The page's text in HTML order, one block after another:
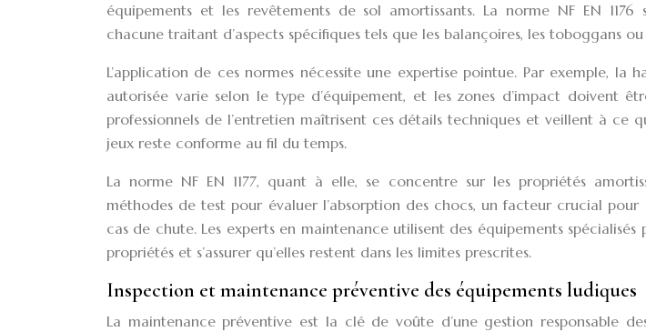
équipements et les revêtements de sol amortissants. La norme NF EN 1176
chacune traitant d’aspects spécifiques tels que les balançoires, les toboggans
L’application de ces normes nécessite une expertise pointue. Par exemple, la
autorisée varie selon le type d’équipement, et les zones d’impact doivent
professionnels de l’entretien maîtrisent ces détails techniques et veillent à ce
jeux reste conforme au fil du temps.
La norme NF EN 1177, quant à elle, se concentre sur les propriétés
méthodes de test pour évaluer l’absorption des chocs, un facteur crucial pour
cas de chute. Les experts en maintenance utilisent des équipements
propriétés et s’assurer qu’elles restent dans les limites prescrites.
Inspection et maintenance préventive des équipements ludiques
La maintenance préventive est la clé de voûte d’une gestion responsable